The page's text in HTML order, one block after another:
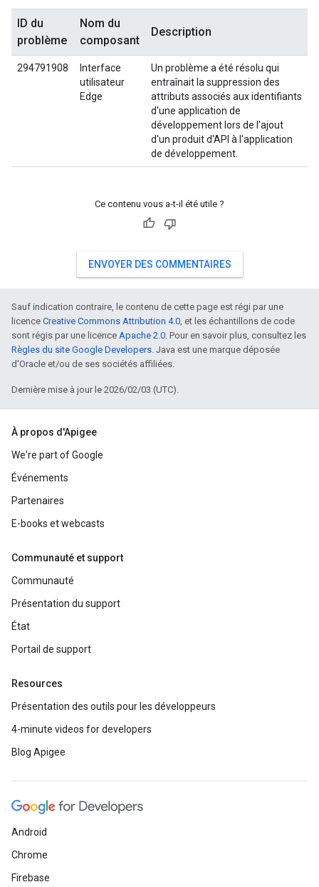
ID du
problème
Nom du
composant
Description
294791908
Interface
utilisateur
Edge
Un problème a été résolu qui
entraînait la suppression des
attributs associés aux identifiants
d'une application de
développement lors de l'ajout
d'un produit d'API à l'application
de développement.
Ce contenu vous a-t-il été utile ?
ENVOYER DES COMMENTAIRES
Sauf indication contraire, le contenu de cette page est régi par une
licence Creative Commons Attribution 4.0, et les échantillons de code
sont régis par une licence Apache 2.0. Pour en savoir plus, consultez les
Règles du site Google Developers. Java est une marque déposée
d'Oracle et/ou de ses sociétés affiliées.
Dernière mise à jour le 2026/02/03 (UTC).
À propos d'Apigee
We're part of Google
Événements
Partenaires
E-books et webcasts
Communauté et support
Communauté
Présentation du support
État
Portail de support
Resources
Présentation des outils pour les développeurs
4-minute videos for developers
Blog Apigee
Android
Chrome
Firebase